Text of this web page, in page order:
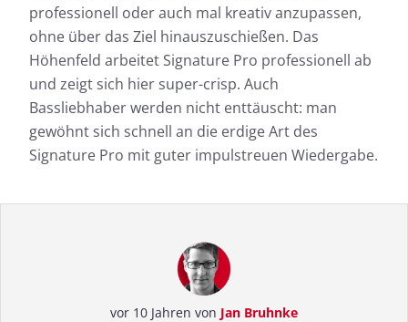
professionell oder auch mal kreativ anzupassen,
ohne über das Ziel hinauszuschießen. Das
Höhenfeld arbeitet Signature Pro professionell ab
und zeigt sich hier super-crisp. Auch
Bassliebhaber werden nicht enttäuscht: man
gewöhnt sich schnell an die erdige Art des
Signature Pro mit guter impulstreuen Wiedergabe.
vor 10 Jahren von Jan Bruhnke